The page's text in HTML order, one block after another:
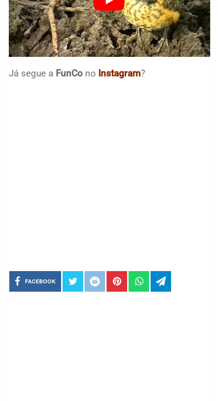
Já segue a FunCono Instagram?
FACEBOOK